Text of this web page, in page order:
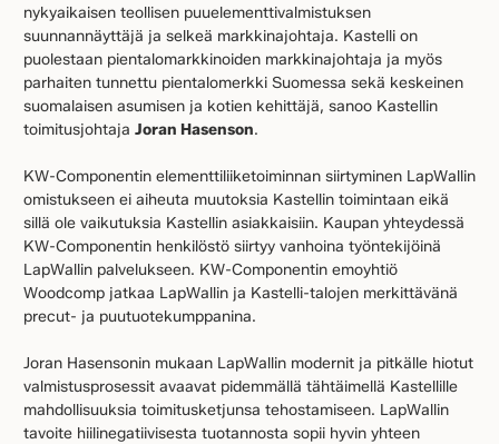
nykyaikaisen teollisen puuelementtivalmistuksen
suunnannäyttäjä ja selkeä markkinajohtaja. Kastelli on
puolestaan pientalomarkkinoiden markkinajohtaja ja myös
parhaiten tunnettu pientalomerkki Suomessa sekä keskeinen
suomalaisen asumisen ja kotien kehittäjä, sanoo Kastellin
toimitusjohtaja Joran Hasenson.
KW-Componentin elementtiliiketoiminnan siirtyminen LapWallin
omistukseen ei aiheuta muutoksia Kastellin toimintaan eikä
sillä ole vaikutuksia Kastellin asiakkaisiin. Kaupan yhteydessä
KW-Componentin henkilöstö siirtyy vanhoina työntekijöinä
LapWallin palvelukseen. KW-Componentin emoyhtiö
Woodcomp jatkaa LapWallin ja Kastelli-talojen merkittävänä
precut- ja puutuotekumppanina.
Joran Hasensonin mukaan LapWallin modernit ja pitkälle hiotut
valmistusprosessit avaavat pidemmällä tähtäimellä Kastellille
mahdollisuuksia toimitusketjunsa tehostamiseen. LapWallin
tavoite hiilinegatiivisesta tuotannosta sopii hyvin yhteen